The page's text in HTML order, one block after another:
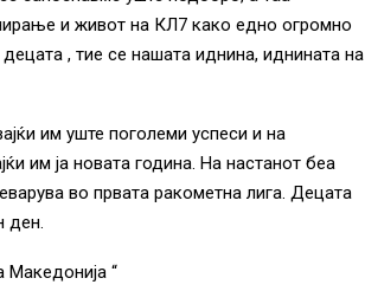
и живот на КЛ7 како едно огромно
, тие се нашата иднина, иднината на
им уште поголеми успеси и на
им ја новата година. На настанот беа
во првата ракометна лига. Децата
ден.
“